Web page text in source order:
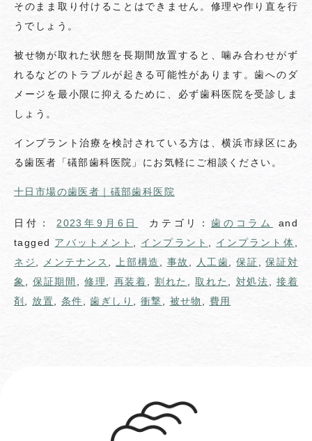
そのまま取り付けることはできません。修理や作り直を行
うでしょう。
被せ物が取れた状態を長期間放置すると、噛み合わせがず
れるなどのトラブルが起きる可能性があります。歯へのダ
メージを最小限に抑えるために、必ず歯科医院を受診しま
しょう。
インプラント治療を検討されている方は、横浜市緑区にあ
る歯医者「礒部歯科医院」にお気軽にご相談ください。
十日市場の歯医者｜礒部歯科医院
日付： 2023年9月6日 カテゴリ： 歯のコラム
and
tagged アバットメント インプラント インプラント体
ネジ
メンテナンス 上部構造 事故 人工歯 ,保証 ,保証対
象
保証期間 修理 再装着 割れた ,取れた 対処法
接着
剤
,放置 条件 ,歯ぎしり 衝撃 被せ物 費用